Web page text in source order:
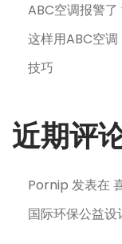
ABC空调报警
这样用ABC空
技巧
近期评
Pornip 发表在
国际环保公益设